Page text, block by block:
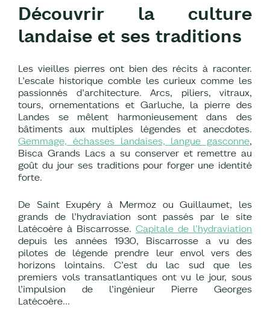
Découvrir la culture
landaise et ses traditions
Les vieilles pierres ont bien des récits à raconter.
L’escale historique comble les curieux comme les
passionnés d’architecture. Arcs, piliers, vitraux,
tours, ornementations et Garluche, la pierre des
Landes se mêlent harmonieusement dans des
bâtiments aux multiples légendes et anecdotes.
Gemmage, échasses landaises, langue gasconne,
Bisca Grands Lacs a su conserver et remettre au
goût du jour ses traditions pour forger une identité
forte.
De Saint Exupéry à Mermoz ou Guillaumet, les
grands de l’hydraviation sont passés par le site
Latécoère à Biscarrosse. Capitale de l’hydraviation
depuis les années 1930, Biscarrosse a vu des
pilotes de légende prendre leur envol vers des
horizons lointains. C’est du lac sud que les
premiers vols transatlantiques ont vu le jour, sous
l’impulsion de l’ingénieur Pierre Georges
Latécoère...